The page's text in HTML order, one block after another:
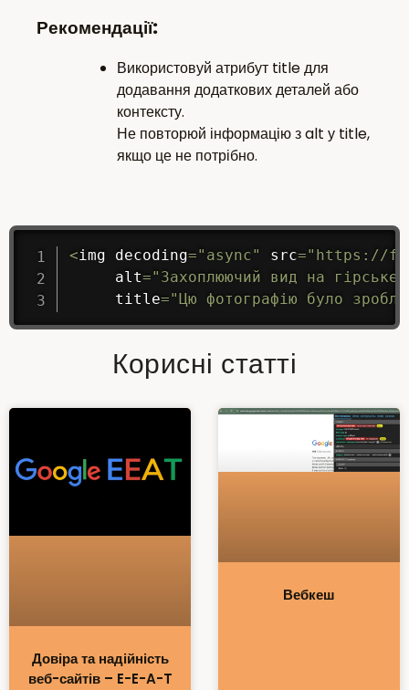
Рекомендації:
Використовуй атрибут title для
додавання додаткових деталей або
контексту.
Не повторюй інформацію з alt у title,
якщо це не потрібно.
<img decoding="async" src="https://
     alt
="Захоплюючий вид на гірське
     title
="Цю фотографію було
Корисні статті
Довіра та надійність
веб-сайтів – E-E-A-T
Вебкеш